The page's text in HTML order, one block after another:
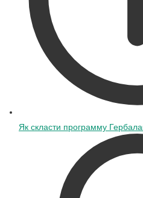
Як скласти программу